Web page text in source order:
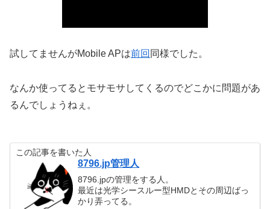
試してませんがMobile APは前回 同様でした。
なんか使ってるとモサモサしてくるのでどこかに問題があ
るんでしょうねぇ。
この記事を書いた人
8796.jp管理人
8796.jpの管理をする人。
最近は光学シースルー型HMDとその周辺ばっ
かり弄ってる。